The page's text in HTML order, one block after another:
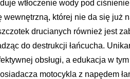
wtłoczenie wody pod
wewnętrzną, której nie da się już
drucianych również jest
do destrukcji łańcucha.
obsługi, a edukacja w
motocykla z napędem